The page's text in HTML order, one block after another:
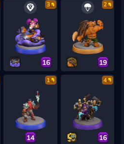
3
16
2
19
1
14
4
16